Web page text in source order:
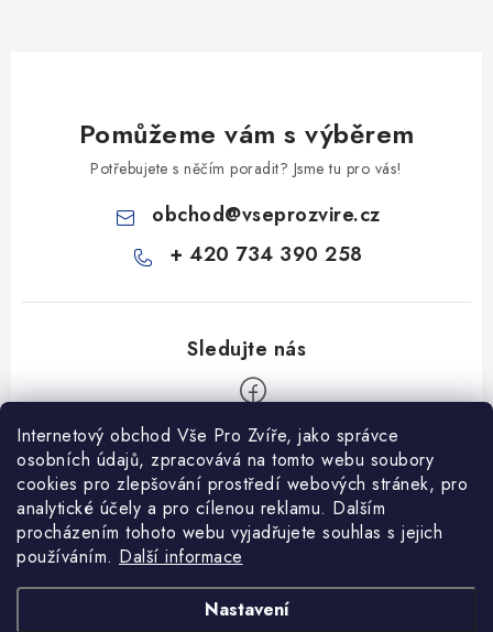
Internetový obchod Vše Pro Zvíře, jako správce
osobních údajů, zpracovává na tomto webu soubory
cookies pro zlepšování prostředí webových stránek, pro
analytické účely a pro cílenou reklamu. Dalším
procházením tohoto webu vyjadřujete souhlas s jejich
používáním. Další informace
Nastavení
Pomůžeme vám s výběrem
Potřebujete s něčím poradit? Jsme tu pro vás!
obchod@vseprozvire.cz
+ 420 734 390 258
Informace pro Vás
Ceník dopravy
Kontakty
Heuréka recenze